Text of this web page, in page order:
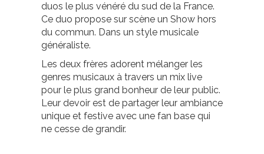
duos le plus vénéré du sud de la France.
Ce duo propose sur scène un Show hors
du commun. Dans un style musicale
généraliste.
Les deux frères adorent mélanger les
genres musicaux à travers un mix live
pour le plus grand bonheur de leur public.
Leur devoir est de partager leur ambiance
unique et festive avec une fan base qui
ne cesse de grandir.